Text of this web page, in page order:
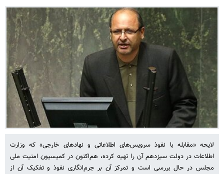
لایحه «مقابله با نفوذ سرویس‌های اطلاعاتی و نهادهای خارجی» که وزارت
اطلاعات در دولت سیزدهم آن را تهیه کرده، هم‌اکنون در کمیسیون امنیت ملی
مجلس در حال بررسی است و تمرکز آن بر جرم‌انگاری نفوذ و تفکیک آن از